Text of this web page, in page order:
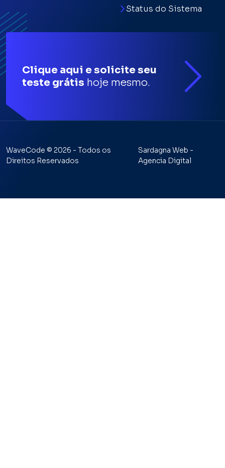
Status do Sistema
Clique aqui e solicite seu
teste grátis hoje mesmo.
WaveCode © 2026 - Todos os
Direitos Reservados
Sardagna Web -
Agencia Digital